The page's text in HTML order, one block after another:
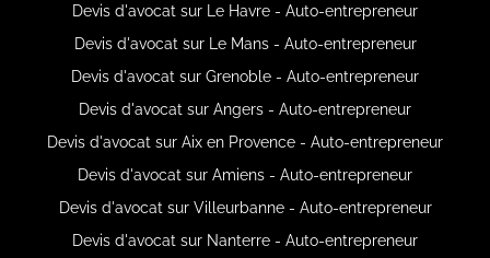
Devis d'avocat sur Le Havre - Auto-entrepreneur
Devis d'avocat sur Le Mans - Auto-entrepreneur
Devis d'avocat sur Grenoble - Auto-entrepreneur
Devis d'avocat sur Angers - Auto-entrepreneur
Devis d'avocat sur Aix en Provence - Auto-entrepreneur
Devis d'avocat sur Amiens - Auto-entrepreneur
Devis d'avocat sur Villeurbanne - Auto-entrepreneur
Devis d'avocat sur Nanterre - Auto-entrepreneur